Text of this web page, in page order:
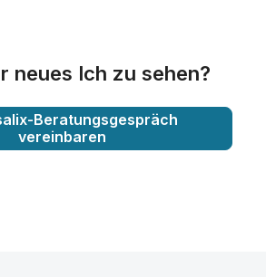
neues Ich zu sehen?
Beratungsgespräch
vereinbaren